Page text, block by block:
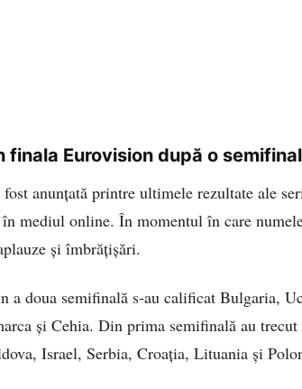
finala Eurovision după o
anunțată printre ultimele rezultate ale
mediul online. În momentul în care
și îmbrățișări.
a doua semifinală s-au calificat Bulgaria,
și Cehia. Din prima semifinală au
Israel, Serbia, Croația, Lituania și